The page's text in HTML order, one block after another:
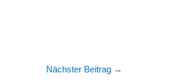
Nächster Beitrag →